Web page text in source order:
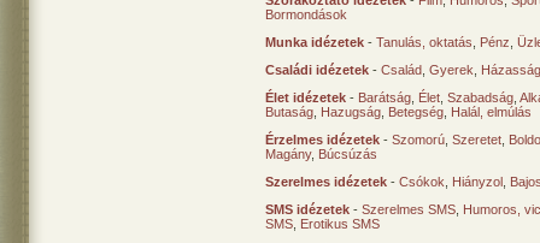
Bormondások
Munka idézetek - Tanulás, oktatás Pénz
Családi idézetek - Család Gyerek
Élet idézetek - Barátság Élet Szabadság
Butaság Hazugság Betegség Halál, elmúlás
Érzelmes idézetek - Szomorú Szeretet
Magány, Búcsúzás
Szerelmes idézetek - Csókok Hiányzol
SMS idézetek - Szerelmes SMS Humoros,
SMS Erotikus SMS